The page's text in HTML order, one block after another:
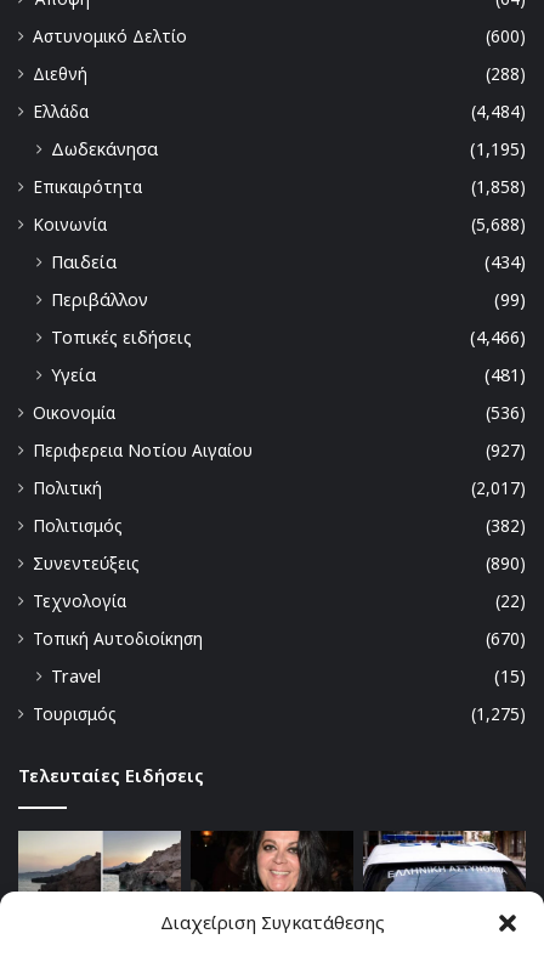
Διαχείριση Συγκατάθεσης
Αστυνομικό Δελτίο
(600)
Διεθνή
(288)
Ελλάδα
(4,484)
Δωδεκάνησα
(1,195)
Επικαιρότητα
(1,858)
Κοινωνία
(5,688)
Παιδεία
(434)
Περιβάλλον
(99)
Τοπικές ειδήσεις
(4,466)
Υγεία
(481)
Οικονομία
(536)
Περιφερεια Νοτίου Αιγαίου
(927)
Πολιτική
(2,017)
Πολιτισμός
(382)
Συνεντεύξεις
(890)
Τεχνολογία
(22)
Τοπική Αυτοδιοίκηση
(670)
Travel
(15)
Τουρισμός
(1,275)
Τελευταίες Ειδήσεις